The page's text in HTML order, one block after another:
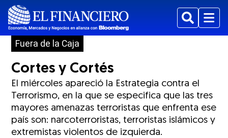
BuscarMenu
Fuera de la Caja
Cortes y Cortés
El miércoles apareció la Estrategia contra el
Terrorismo, en la que se especifica que las tres
mayores amenazas terroristas que enfrenta ese
país son: narcoterroristas, terroristas islámicos y
extremistas violentos de izquierda.